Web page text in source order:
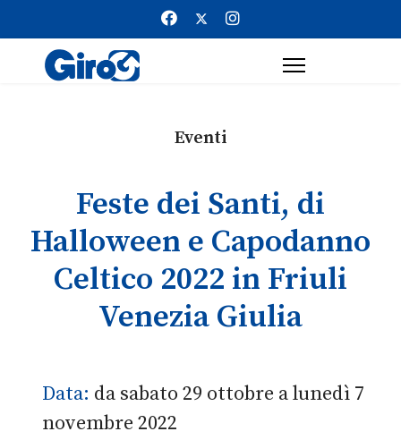
Eventi
Feste dei Santi, di
Halloween e Capodanno
Celtico 2022 in Friuli
Venezia Giulia
Data: da sabato 29 ottobre a lunedì 7
novembre 2022